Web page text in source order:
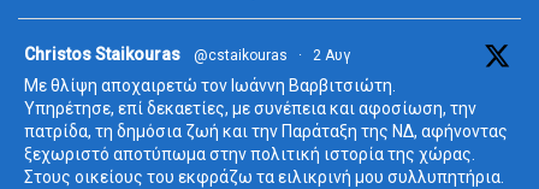
Christos Staikouras @cstaikouras · 2 Αυγ
Με θλίψη αποχαιρετώ τον Ιωάννη Βαρβιτσιώτη.
Υπηρέτησε, επί δεκαετίες, με συνέπεια και αφοσίωση, την
πατρίδα, τη δημόσια ζωή και την Παράταξη της ΝΔ, αφήνοντας
ξεχωριστό αποτύπωμα στην πολιτική ιστορία της χώρας.
Στους οικείους του εκφράζω τα ειλικρινή μου συλλυπητήρια.